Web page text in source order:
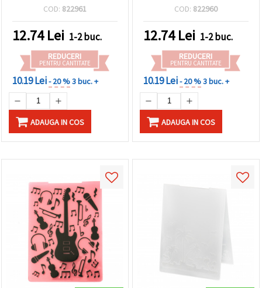
selectând
un tip de
cookie -uri
făcând clic
pe butonul
"Salvați"
Аcceptati
toate!
Setări
COD: 822961
12.74Lei 1-2 buc.
REDUCERI
PENTRU CANTITATE
10.19 Lei- 20 %3 buc. +
ADAUGA IN COS
COD: 822960
12.74Lei 1-2 buc.
REDUCERI
PENTRU CANTITATE
10.19 Lei- 20 %3 buc. +
ADAUGA IN COS